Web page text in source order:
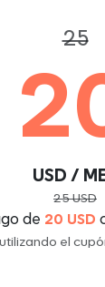
25
USD /
25 USD
de 20 USD
utilizando el